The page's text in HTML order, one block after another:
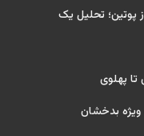
پوتین؛ تحلیل یک
تا پهلوی
ویژه بدخشان